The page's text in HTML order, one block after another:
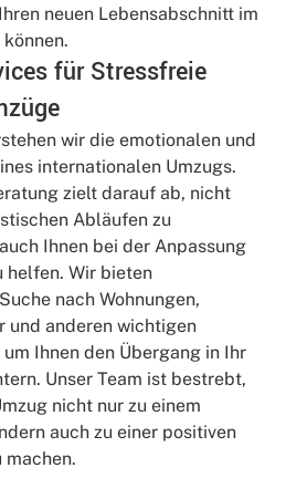
neuen Lebensabschnitt im
für Stressfreie
wir die emotionalen und
internationalen Umzugs.
zielt darauf ab, nicht
Abläufen zu
Ihnen bei der Anpassung
helfen. Wir bieten
nach Wohnungen,
und anderen wichtigen
Ihnen den Übergang in Ihr
Unser Team ist bestrebt,
nicht nur zu einem
auch zu einer positiven
machen.